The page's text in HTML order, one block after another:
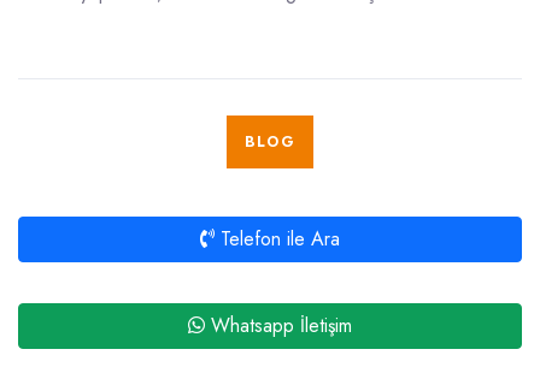
BLOG
Telefon ile Ara
Whatsapp İletişim